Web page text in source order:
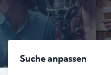
Suche anpassen